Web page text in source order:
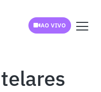
AO VIVO